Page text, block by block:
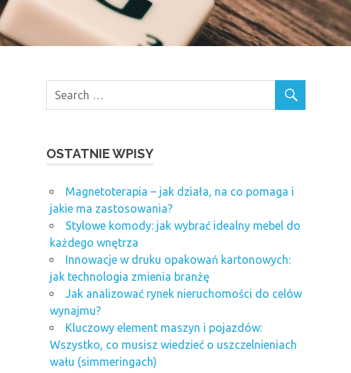
OSTATNIE WPISY
Magnetoterapia – jak działa, na co pomaga i
jakie ma zastosowania?
Stylowe komody: jak wybrać idealny mebel do
każdego wnętrza
Innowacje w druku opakowań kartonowych:
jak technologia zmienia branżę
Jak analizować rynek nieruchomości do celów
wynajmu?
Kluczowy element maszyn i pojazdów:
Wszystko, co musisz wiedzieć o uszczelnieniach
wału (simmeringach)